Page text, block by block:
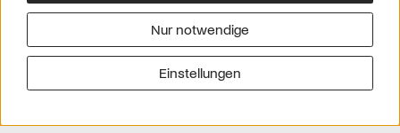
Über uns
Downloads
Werben
Impressum
Nur notwendige
Einstellungen